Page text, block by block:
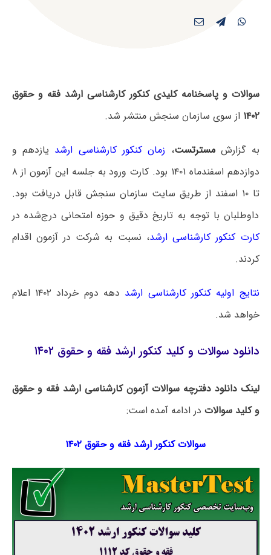
سوالات و پاسخنامه کلیدی کنکور کارشناسی ارشد فقه و حقوق
۱۴۰۲ از سوی سازمان سنجش منتشر شد.
به گزارشمسترتست، زمان کنکور کارشناسی ارشد یازدهم و
دوازدهم اسفندماه ۱۴۰۱ بود. کارت ورود به جلسه این آزمون از ۸
تا ۱۰ اسفند از طریق سایت سازمان سنجش قابل دریافت بود.
داوطلبان با توجه به تاریخ دقیق و حوزه امتحانی درج‌شده در
کارت کنکور کارشناسی ارشد، نسبت به شرکت در آزمون اقدام
کردند.
نتایج اولیه کنکور کارشناسی ارشد
دهه دوم خرداد ۱۴۰۲ اعلام
خواهد شد.
دانلود سوالات و کلید کنکور ارشد فقه و حقوق ۱۴۰۲
لینک دانلود دفترچه سوالات آزمون کارشناسی ارشد فقه و حقوق
و کلید سوالات در ادامه آمده است:
سوالات کنکور ارشد فقه و حقوق ۱۴۰۲